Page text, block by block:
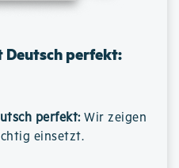
Deutsch perfekt:
perfekt: Wir zeigen
einsetzt.